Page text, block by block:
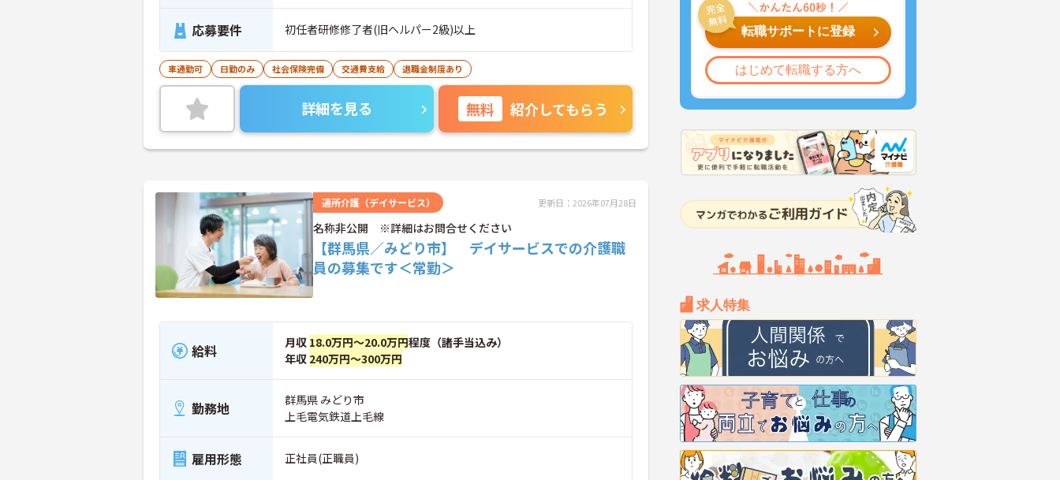
転職サポートに登録
はじめて転職する方へ
求人特集
応募要件 初任者研修修了者(旧ヘルパー2級)以上
車通勤可 日勤のみ 社会保険完備 交通費支給 退職金制度あり
詳細を見る 無料 紹介してもらう
通所介護（デイサービス） 更新日：2026年07月28日
名称非公開 ※詳細はお問合せください
【群馬県／みどり市】 デイサービスでの介護職
員の募集です＜常勤＞
給料 月収 18.0万円～20.0万円程度（諸手当込み）
年収 240万円～300万円
勤務地
群馬県 みどり市
上毛電気鉄道上毛線
雇用形態 正社員(正職員)